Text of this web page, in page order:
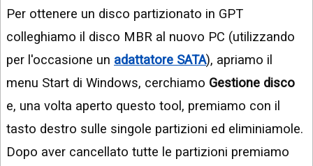
Per ottenere un disco partizionato in GPT
colleghiamo il disco MBR al nuovo PC (utilizzando
per l'occasione un adattatore SATA), apriamo il
menu Start di Windows, cerchiamo Gestione disco
e, una volta aperto questo tool, premiamo con il
tasto destro sulle singole partizioni ed eliminiamole.
Dopo aver cancellato tutte le partizioni premiamo